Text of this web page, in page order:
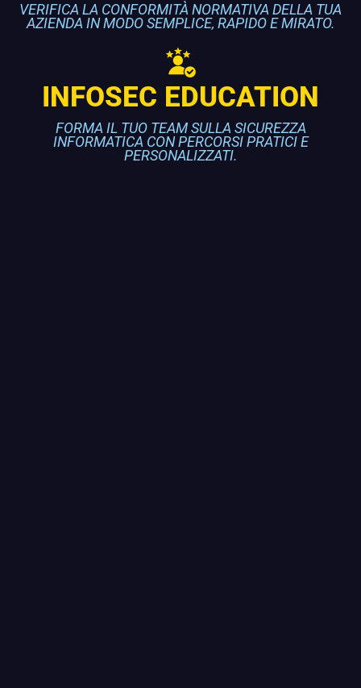
VERIFICA LA CONFORMITÀ NORMATIVA DELLA TUA
AZIENDA IN MODO SEMPLICE, RAPIDO E MIRATO.
INFOSEC EDUCATION
FORMA IL TUO TEAM SULLA SICUREZZA
INFORMATICA CON PERCORSI PRATICI E
PERSONALIZZATI.